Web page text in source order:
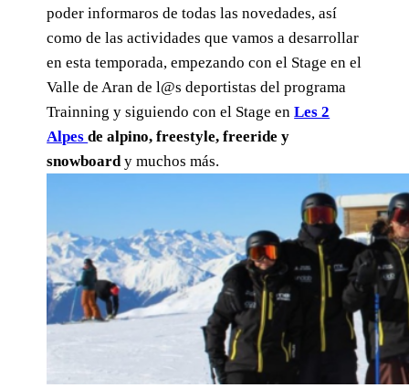
poder informaros de todas las novedades, así
como de las actividades que vamos a desarrollar
en esta temporada, empezando con el Stage en el
Valle de Aran de l@s deportistas del programa
Trainning y siguiendo con el Stage enLes 2
Alpesde alpino, freestyle, freeride y
snowboardy muchos más.